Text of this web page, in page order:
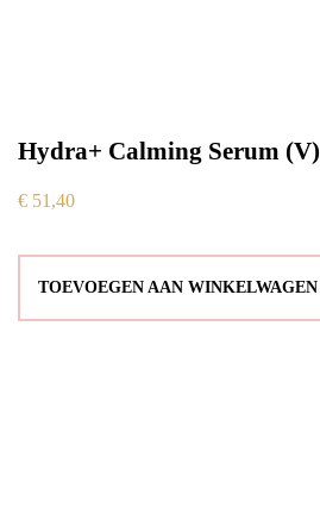
Hydra+ Calming Serum (V)
€ 51,40
TOEVOEGEN AAN WINKELWAGEN